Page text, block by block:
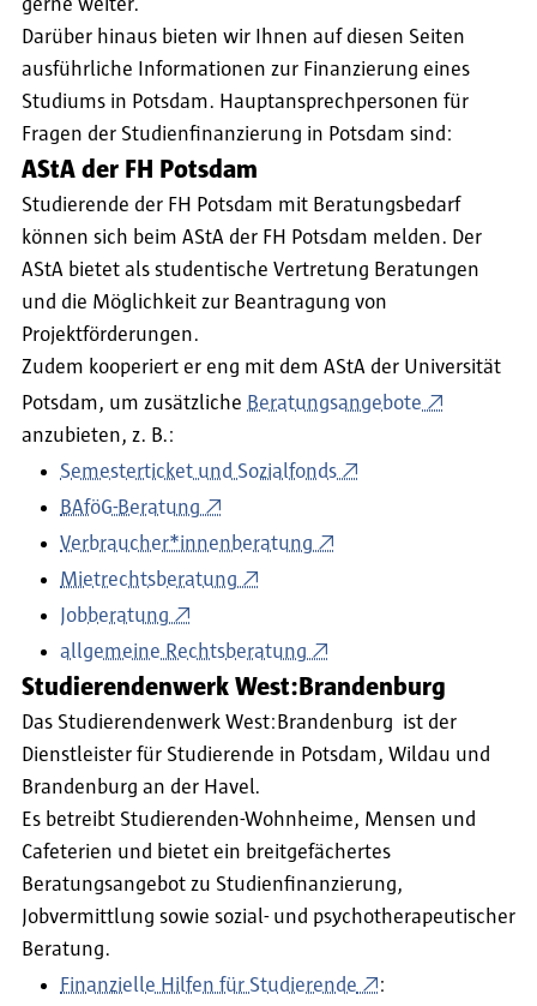
gerne weiter.
Darüber hinaus bieten wir Ihnen auf diesen Seiten
ausführliche Informationen zur Finanzierung eines
Studiums in Potsdam. Hauptansprechpersonen für
Fragen der Studienfinanzierung in Potsdam sind:
AStA der FH Potsdam
Studierende der FH Potsdam mit Beratungsbedarf
können sich beim AStA der FH Potsdam melden. Der
AStA bietet als studentische Vertretung Beratungen
und die Möglichkeit zur Beantragung von
Projektförderungen.
Zudem kooperiert er eng mit dem AStA der Universität
Potsdam, um zusätzliche Beratungsangebote
anzubieten, z. B.:
Semesterticket und Sozialfonds
BAföG-Beratung
Verbraucher*innenberatung
Mietrechtsberatung
Jobberatung
allgemeine Rechtsberatung
Studierendenwerk West:Brandenburg
Das Studierendenwerk West:Brandenburg ist der
Dienstleister für Studierende in Potsdam, Wildau und
Brandenburg an der Havel.
Es betreibt Studierenden-Wohnheime, Mensen und
Cafeterien und bietet ein breitgefächertes
Beratungsangebot zu Studienfinanzierung,
Jobvermittlung sowie sozial- und psychotherapeutischer
Beratung.
Finanzielle Hilfen für Studierende
: